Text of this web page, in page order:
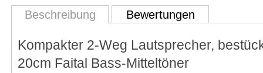
Beschreibung Bewertungen
Kompakter 2-Weg Lautsprecher,
20cm Faital Bass-Mitteltöner